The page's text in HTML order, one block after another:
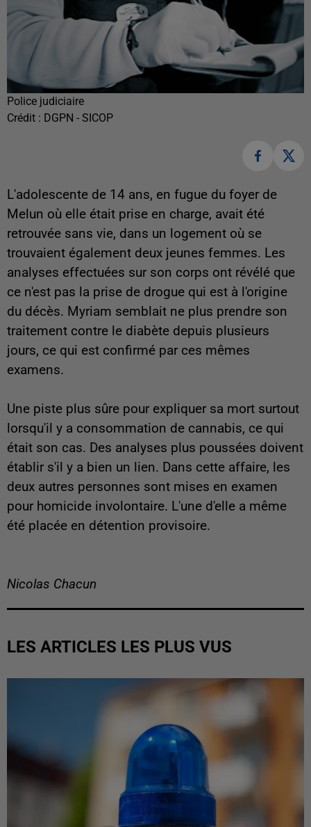
Police judiciaire
Crédit : DGPN - SICOP
L'adolescente de 14 ans, en fugue du foyer de
Melun où elle était prise en charge, avait été
retrouvée sans vie, dans un logement où se
trouvaient également deux jeunes femmes. Les
analyses effectuées sur son corps ont révélé que
ce n'est pas la prise de drogue qui est à l'origine
du décès. Myriam semblait ne plus prendre son
traitement contre le diabète depuis plusieurs
jours, ce qui est confirmé par ces mêmes
examens.
Une piste plus sûre pour expliquer sa mort surtout
lorsqu'il y a consommation de cannabis, ce qui
était son cas. Des analyses plus poussées doivent
établir s'il y a bien un lien. Dans cette affaire, les
deux autres personnes sont mises en examen
pour homicide involontaire. L'une d'elle a même
été placée en détention provisoire.
Nicolas Chacun
LES ARTICLES LES PLUS VUS